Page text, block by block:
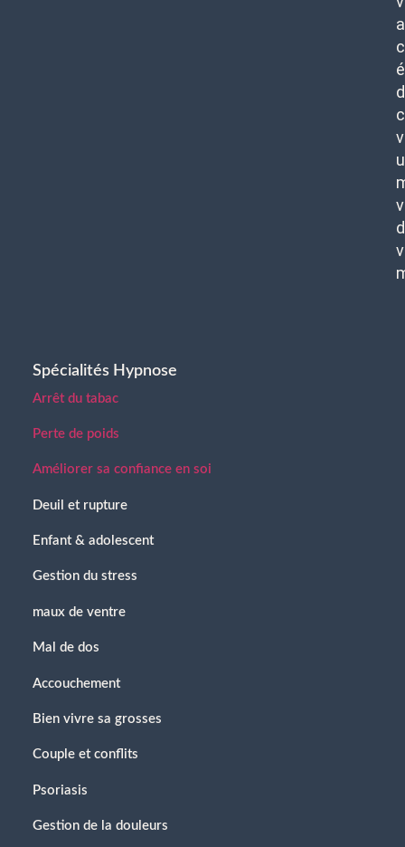
Spécialités Hypnose
Arrêt du tabac
Perte de poids
Améliorer sa confiance en soi
Deuil et rupture
Enfant & adolescent
Gestion du stress
maux de ventre
Mal de dos
Accouchement
Bien vivre sa grosses
Couple et conflits
Psoriasis
Gestion de la douleurs